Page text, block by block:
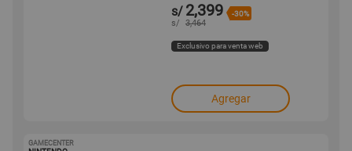
s/ 2,399 -30%
s/ 3,464
Exclusivo para venta web
Agregar
GAMECENTER